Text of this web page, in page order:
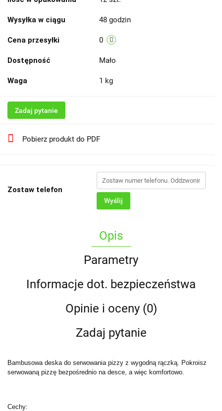
Wysyłka w ciągu 48 godzin
Cena przesyłki 0
Dostępność Mało
Waga 1 kg
Zadaj pytanie
Pobierz produkt do PDF
Zostaw telefon
Wyślij
Opis
Parametry
Informacje dot. bezpieczeństwa
Opinie i oceny (0)
Zadaj pytanie
Bambusowa deska do serwowania pizzy z wygodną rączką. Pokroisz
serwowaną pizzę bezpośrednio na desce, a więc komfortowo.
Cechy: